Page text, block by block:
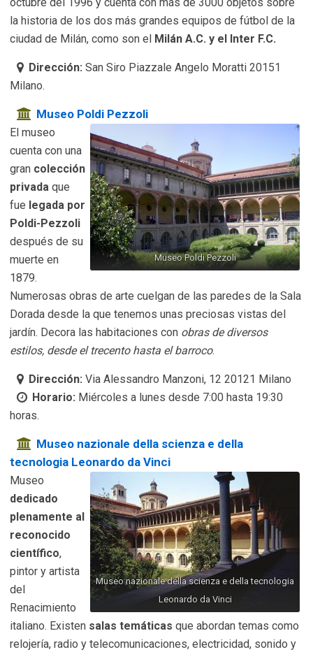
octubre del 1996 y cuenta con más de 3000 objetos sobre
la historia de los dos más grandes equipos de fútbol de la
ciudad de Milán, como son el
Milán A.C. y el Inter F.C.
Dirección: San Siro Piazzale Angelo Moratti 20151
Milano.
Museo Poldi Pezzoli
Museo Poldi Pezzoli
El museo
cuenta con una
gran colección
privada que
fue legada por
Poldi-Pezzoli
después de su
muerte en
1879.
Numerosas obras de arte cuelgan de las paredes de la Sala
Dorada desde la que tenemos unas preciosas vistas del
jardín. Decora las habitaciones con obras de diversos
estilos, desde el trecento hasta el barroco.
Dirección: Via Alessandro Manzoni, 12 20121 Milano
Horario: Miércoles a lunes desde 7:00 hasta 19:30
horas.
Museo nazionale della scienza e della
tecnologia Leonardo da Vinci
Museo nazionale della scienza e della tecnologia
Leonardo da Vinci
Museo
dedicado
plenamente al
reconocido
científico,
pintor y artista
del
Renacimiento
italiano. Existen salas temáticas que abordan temas como
relojería, radio y telecomunicaciones, electricidad, sonido y